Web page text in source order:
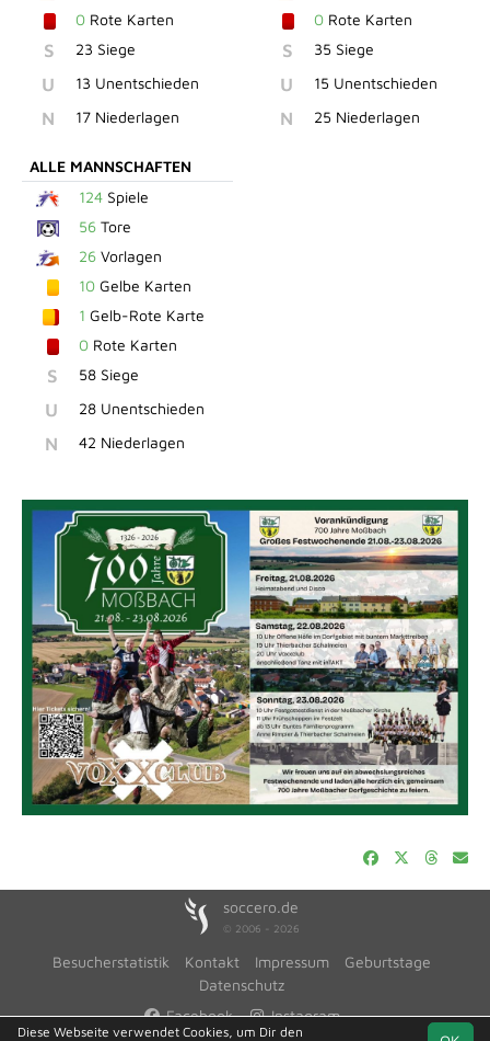
0 Rote Karten
S 23 Siege
U 13 Unentschieden
N 17 Niederlagen
0Rote Karten
S 35 Siege
U 15 Unentschieden
N 25 Niederlagen
ALLE MANNSCHAFTEN
124 Spiele
56 Tore
26 Vorlagen
10 Gelbe Karten
1 Gelb-Rote Karte
0 Rote Karten
S 58 Siege
U 28 Unentschieden
N 42 Niederlagen
soccero.de
© 2006 - 2026
Besucherstatistik Kontakt Impressum
Geburtstage
Datenschutz
Facebook
Instagram
Diese Webseite verwendet Cookies, um Dir den